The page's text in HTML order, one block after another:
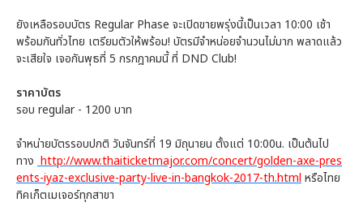
ยังเหลือรอบบัตร Regular Phase จะเปิดขายพรุ่งนี้เป็นเวลา 10:00 เช้า
พร้อมกันทั่วไทย เตรียมตัวให้พร้อม! บัตรมีจำหน่อยจำนวนไม่มาก พลาดแล้ว
จะเสียใจ เจอกันพุธที่ 5 กรกฎาคมนี้ ที่ DND Club!
ราคาบัตร
รอบ regular - 1200 บาท
จำหน่ายบัตรรอบปกติ วันจันทร์ที่ 19 มิถุนายน ตั้งแต่ 10:00น. เป็นต้นไป
ทาง http://www.thaiticketmajor.com/concert/golden-axe-pres
ents-iyaz-exclusive-party-live-in-bangkok-2017-th.html หรือไทย
ทิคเก็ตเมเจอร์ทุกสาขา